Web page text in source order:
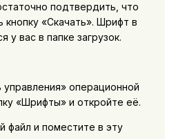
подтвердить, что
«Скачать». Шрифт в
у вас в папке загрузок.
операционной
«Шрифты» и откройте её.
файл и поместите в эту